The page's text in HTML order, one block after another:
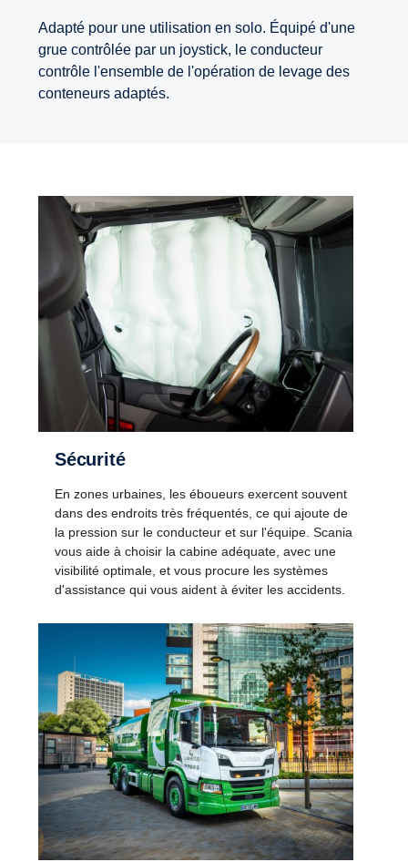
Adapté pour une utilisation en solo. Équipé d'une
grue contrôlée par un joystick, le conducteur
contrôle l'ensemble de l'opération de levage des
conteneurs adaptés.
Sécurité
En zones urbaines, les éboueurs exercent souvent
dans des endroits très fréquentés, ce qui ajoute de
la pression sur le conducteur et sur l'équipe. Scania
vous aide à choisir la cabine adéquate, avec une
visibilité optimale, et vous procure les systèmes
d'assistance qui vous aident à éviter les accidents.